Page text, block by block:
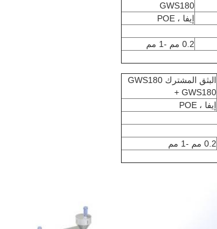
GWS180
إيفا ، POE
0.2 مم -1 مم
البثق المشترك GWS180
+ GWS180
إيفا ، POE
0.2 مم -1 مم